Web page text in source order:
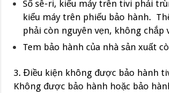
Số sê-ri, kiểu máy trên tivi phải
kiểu máy trên phiếu bảo hành.
phải còn nguyên vẹn, không chắp
Tem bảo hành của nhà sản xuất
3. Điều kiện không được bảo hành
Không được bảo hành hoặc bảo